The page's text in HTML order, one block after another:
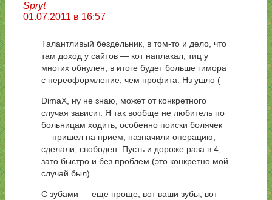
Spryt
01.07.2011 в 16:57
Талантливый бездельник, в том-то и дело, что
там доход у сайтов — кот наплакал, тиц у
многих обнулен, в итоге будет больше гимора
с переоформление, чем профита. Нз ушло (
DimaX, ну не знаю, может от конкретного
случая зависит. Я так вообще не любитель по
больницам ходить, особенно поиски болячек
— пришел на прием, назначили операцию,
сделали, свободен. Пусть и дороже раза в 4,
зато быстро и без проблем (это конкретно мой
случай был).
С зубами — еще проще, вот ваши зубы, вот